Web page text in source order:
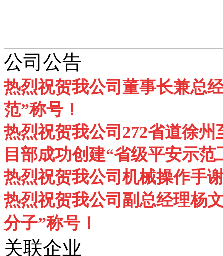
公司公告
热烈祝贺我公司董事长兼总
范”称号！
热烈祝贺我公司272省道徐
目部成功创建“省级平安示范
热烈祝贺我公司机械操作手
热烈祝贺我公司副总经理杨
分子”称号！
关联企业